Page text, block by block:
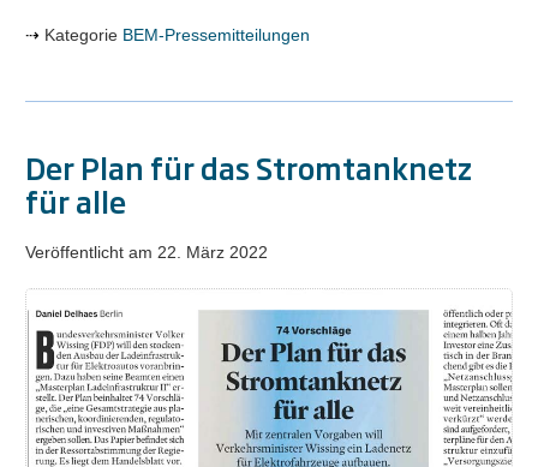
Kategorie BEM-Pressemitteilungen
Der Plan für das Stromtanknetz
für alle
Veröffentlicht am 22. März 2022
Der
Plan
für
das
Stromtanknetz
für